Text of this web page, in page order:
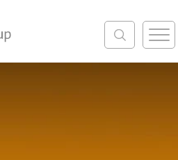
M
e
n